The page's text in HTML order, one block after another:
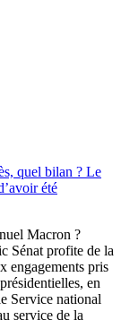
quel bilan ? Le
été
Macron ?
Sénat profite de la
engagements pris
en
Service national
service de la